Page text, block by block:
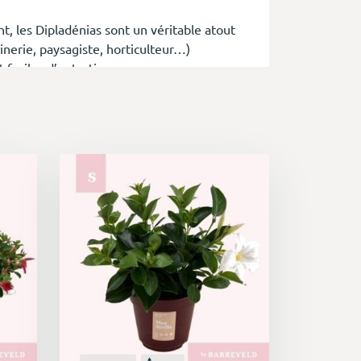
les Dipladénias sont un véritable atout
paysagiste, horticulteur…)
d’entretien.
Elle s'étend du printemps
balcons.
de formes, des plantes
buissonnantes parfaites pour les
d'entretien. Ils s'adaptent à différents
pour les jardiniers débutants